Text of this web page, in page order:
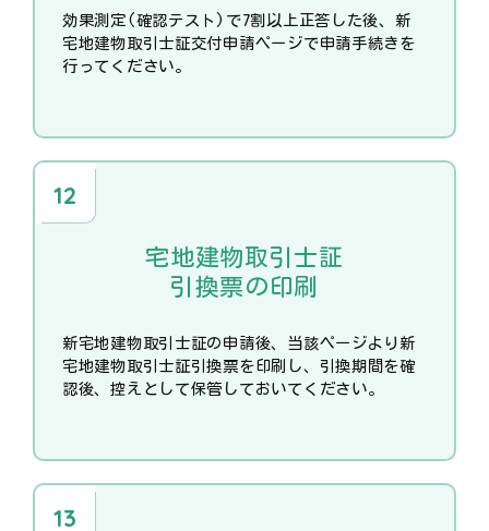
効果測定(確認テスト)で7割以上正答した後、新
宅地建物取引士証交付申請ページで申請手続きを
行ってください。
宅地建物取引士証
引換票の印刷
新宅地建物取引士証の申請後、当該ページより新
宅地建物取引士証引換票を印刷し、引換期間を確
認後、控えとして保管しておいてください。